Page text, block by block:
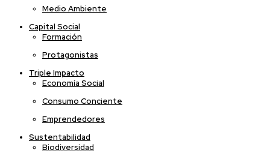
Medio Ambiente
Capital Social
Formación
Protagonistas
Triple Impacto
Economía Social
Consumo Conciente
Emprendedores
Sustentabilidad
Biodiversidad